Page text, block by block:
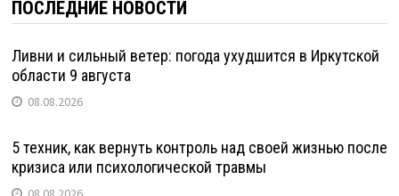
ПОСЛЕДНИЕ НОВОСТИ
Ливни и сильный ветер: погода ухудшится в Иркутской
области 9 августа
08.08.2026
5 техник, как вернуть контроль над своей жизнью после
кризиса или психологической травмы